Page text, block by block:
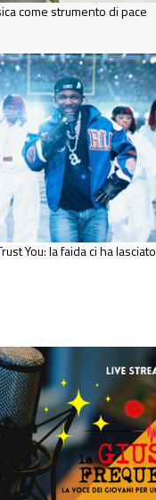
come strumento di pace
You: la faida ci ha